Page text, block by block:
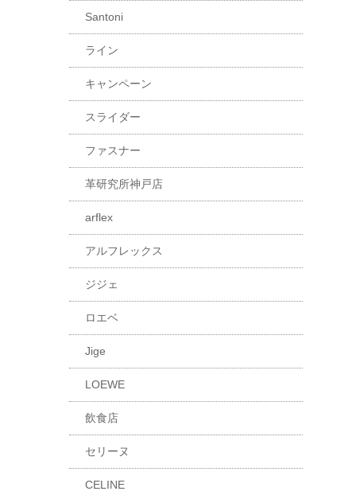
Santoni
ライン
キャンペーン
スライダー
ファスナー
革研究所神戸店
arflex
アルフレックス
ジジェ
ロエベ
Jige
LOEWE
飲食店
セリーヌ
CELINE